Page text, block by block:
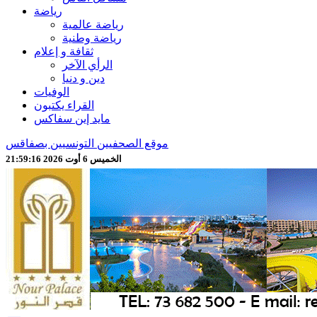
رياضة
رياضة عالمية
رياضة وطنية
ثقافة و إعلام
الرأي الآخر
دين و دنيا
الوفيات
القراء يكتبون
مايد إين سفاكس
موقع الصحفيين التونسيين بصفاقس
الخميس 6 أوت 2026 21:59:18